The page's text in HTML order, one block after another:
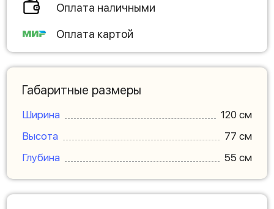
Оплата наличными
Оплата картой
Габаритные размеры
Ширина
120 см
Высота
77 см
Глубина
55 см